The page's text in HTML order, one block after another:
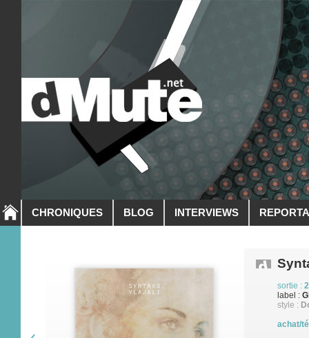
CHRONIQUES BLOG INTERVIEWS
sortie :
label :
style :
achat/